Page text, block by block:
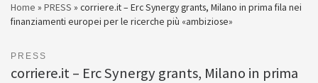
Home » PRESS » corriere.it – Erc Synergy grants, Milano in prima fila nei
finanziamenti europei per le ricerche più «ambiziose»
PRESS
corriere.it – Erc Synergy grants, Milano in prima